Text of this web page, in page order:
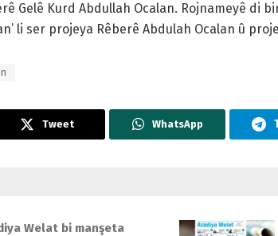
Gelê Kurd Abdullah Ocalan. Rojnameyê di
li ser projeya Rêberê Abdulah Ocalan û
Tweet WhatsApp
Welat bi manşeta